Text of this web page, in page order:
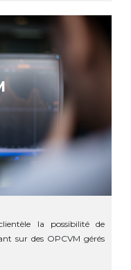
la possibilité de
sur des OPCVM gérés